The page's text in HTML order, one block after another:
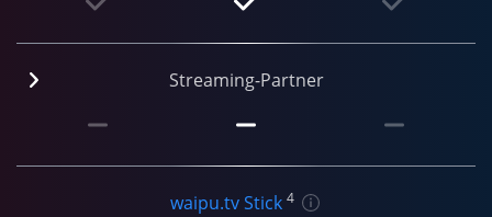
Streaming-Partner
waipu.tv Stick 4